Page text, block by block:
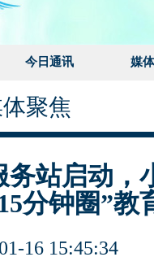
今日通讯 媒
聚焦
务站启动，
分钟圈”教
01-16 15:45:34